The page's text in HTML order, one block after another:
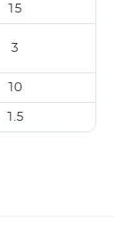
15
3
10
1.5